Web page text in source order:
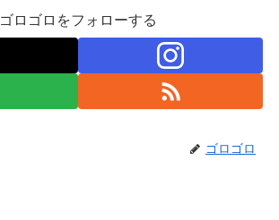
ゴロゴロをフォローする
ゴロゴロ